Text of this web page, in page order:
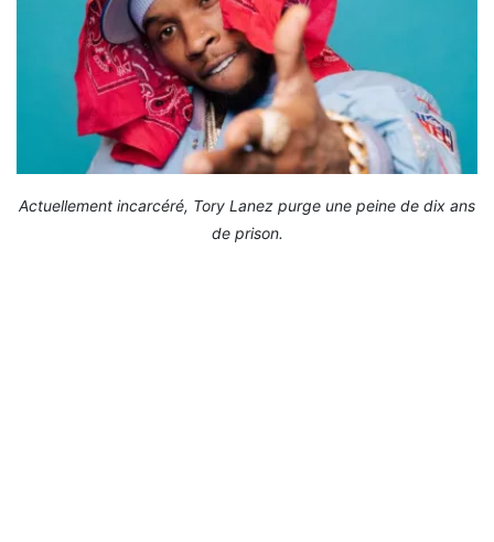
Actuellement incarcéré, Tory Lanez purge une peine de dix ans
de prison.